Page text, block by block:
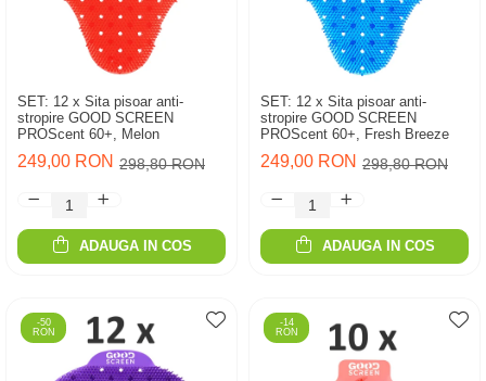
SET: 12 x Sita pisoar anti-
stropire GOOD SCREEN
PROScent 60+, Melon
298,80 RON
249,00 RON
ADAUGA IN COS
SET: 12 x Sita pisoar anti-
stropire GOOD SCREEN
PROScent 60+, Fresh Breeze
298,80 RON
249,00 RON
ADAUGA IN COS
-50
RON
-14
RON